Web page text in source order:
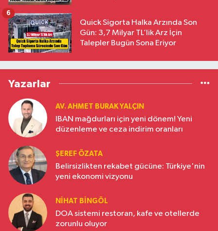
Quick Sigorta Halka Arzında Son
Gün: 3,7 Milyar TL’lik Arz İçin
Talepler Bugün Sona Eriyor
6
Yazarlar
AV. AHMET BURAK YALÇIN
IBAN mağdurları için yeni dönem! Yeni
düzenleme ve ceza indirim oranları
ŞEREF ÖZATA
Belirsizlikten rekabet gücüne: Türkiye'nin
yeni ekonomi vizyonu
NIHAT BINGÖL
DOA sistemi restoran, kafe ve otellerde
zorunlu oluyor